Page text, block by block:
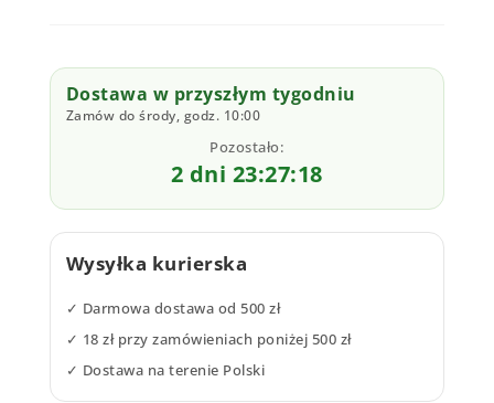
Dostawa w przyszłym tygodniu
Zamów do środy, godz. 10:00
Pozostało:
2 dni 23:27:18
Wysyłka kurierska
✓ Darmowa dostawa od 500 zł
✓ 18 zł przy zamówieniach poniżej 500 zł
✓ Dostawa na terenie Polski